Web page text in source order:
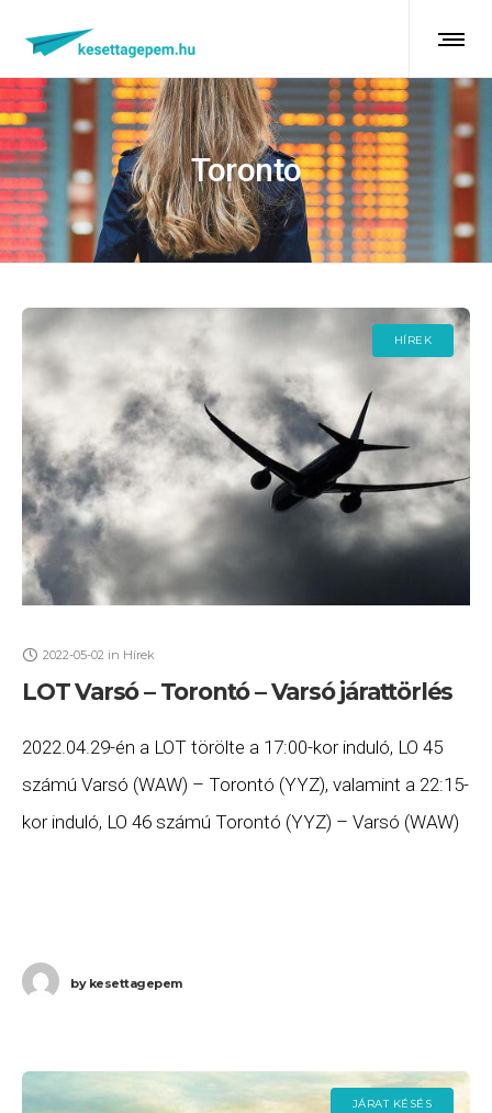
Toronto
HÍREK
2022-05-02 in Hírek
LOT Varsó – Torontó – Varsó járattörlés
2022.04.29-én a LOT törölte a 17:00-kor induló, LO 45
számú Varsó (WAW) – Torontó (YYZ), valamint a 22:15-
kor induló, LO 46 számú Torontó (YYZ) – Varsó (WAW)
bykesettagepem
JÁRAT KÉSÉS